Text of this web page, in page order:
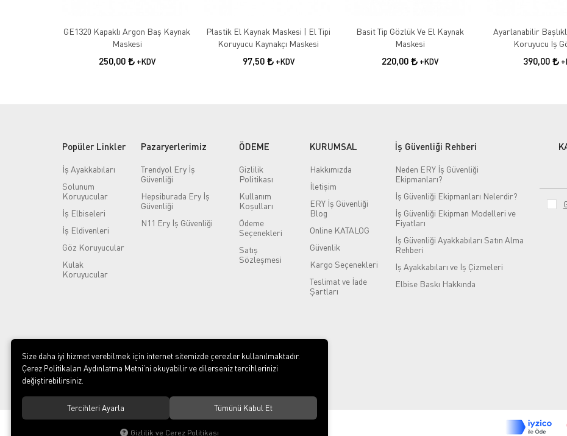
GE1320 Kapaklı Argon Baş Kaynak
Maskesi
250,00 +KDV
Plastik El Kaynak Maskesi | El Tipi
Koruyucu Kaynakçı Maskesi
97,50 +KDV
Basit Tip Gözlük Ve El Kaynak
Maskesi
220,00 +KDV
Ayarlanabilir
Koruyucu İş
390,00
Popüler Linkler
İş Ayakkabıları
Solunum
Koruyucular
İş Elbiseleri
İş Eldivenleri
Göz Koruyucular
Kulak
Koruyucular
Pazaryerlerimiz
Trendyol Ery İş
Güvenliği
Hepsiburada Ery İş
Güvenliği
N11 Ery İş Güvenliği
ÖDEME
Gizlilik
Politikası
Kullanım
Koşulları
Ödeme
Seçenekleri
Satış
Sözleşmesi
KURUMSAL
Hakkımızda
İletişim
ERY İş Güvenliği
Blog
Online KATALOG
Güvenlik
Kargo Seçenekleri
Teslimat ve İade
Şartları
İş Güvenliği Rehberi
Neden ERY İş Güvenliği
Ekipmanları?
İş Güvenliği Ekipmanları Nelerdir?
İş Güvenliği Ekipman Modelleri ve
Fiyatları
İş Güvenliği Ayakkabıları Satın Alma
Rehberi
İş Ayakkabıları ve İş Çizmeleri
Elbise Baskı Hakkında
ERY İş Güvenliği Ekipmanları
Size daha iyi hizmet verebilmek için internet sitemizde çerezler kullanılmaktadır.
Çerez Politikaları Aydınlatma Metni’ni okuyabilir ve dilerseniz tercihlerinizi
değiştirebilirsiniz.
Tercihleri Ayarla Tümünü Kabul Et
Gizlilik ve Çerez Politikası